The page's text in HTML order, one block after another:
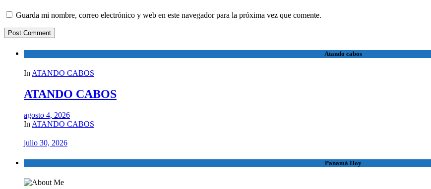
Guarda mi nombre, correo electrónico y web en este navegador para la próxima vez que comente.
Atando cabos
In ATANDO CABOS
ATANDO CABOS
agosto 4, 2026
In ATANDO CABOS
julio 30, 2026
Panamá Hoy